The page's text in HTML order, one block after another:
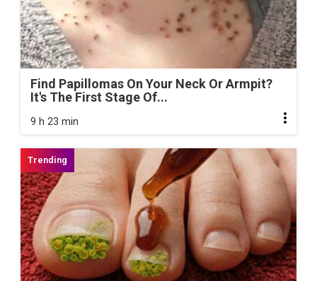
Find Papillomas On Your Neck Or Armpit?
It's The First Stage Of...
9 h 23 min